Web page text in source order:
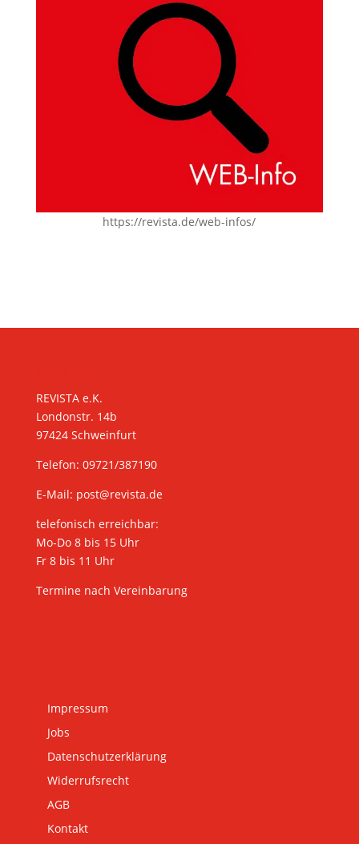
https://revista.de/web-infos/
REVISTA e.K.
Londonstr. 14b
97424 Schweinfurt
Telefon: 09721/387190
E-Mail: post@revista.de
telefonisch erreichbar:
Mo-Do 8 bis 15 Uhr
Fr 8 bis 11 Uhr
Termine nach Vereinbarung
Impressum
Jobs
Datenschutzerklärung
Widerrufsrecht
AGB
Kontakt